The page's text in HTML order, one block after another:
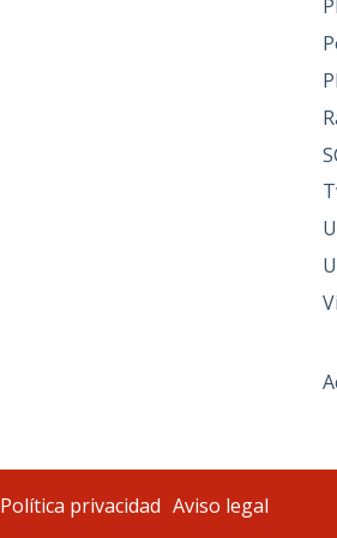
Política privacidad Aviso legal